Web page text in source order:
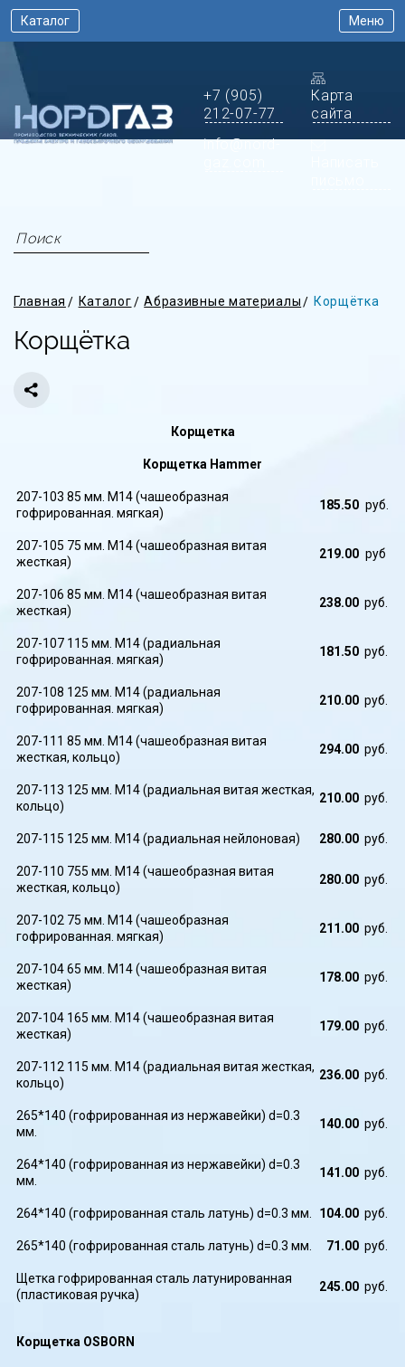
+7 (905)
212-07-77
info@nord-
Карта
сайта
Каталог Меню
Главная Каталог Абразивные материалы Корщётка
Корщётка
Корщетка
Корщетка Hammer
207-103 85 мм. M14 (чашеобразная
гофрированная. мягкая)
185.50 руб.
207-105 75 мм. M14 (чашеобразная витая
жесткая)
219.00 руб
207-106 85 мм. M14 (чашеобразная витая
жесткая)
238.00 руб.
207-107 115 мм. M14 (радиальная
гофрированная. мягкая)
181.50 руб.
207-108 125 мм. M14 (радиальная
гофрированная. мягкая)
210.00 руб.
207-111 85 мм. M14 (чашеобразная витая
жесткая, кольцо)
294.00 руб.
207-113 125 мм. M14 (радиальная витая жесткая,
кольцо)
210.00 руб.
207-115 125 мм. M14 (радиальная нейлоновая) 280.00 руб.
207-110 755 мм. M14 (чашеобразная витая
жесткая, кольцо)
280.00 руб.
207-102 75 мм. M14 (чашеобразная
гофрированная. мягкая)
211.00 руб.
207-104 65 мм. M14 (чашеобразная витая
жесткая)
178.00 руб.
207-104 165 мм. M14 (чашеобразная витая
жесткая)
179.00 руб.
207-112 115 мм. M14 (радиальная витая жесткая,
кольцо)
236.00 руб.
265*140 (гофрированная из нержавейки) d=0.3
мм.
140.00 руб.
264*140 (гофрированная из нержавейки) d=0.3
мм.
141.00 руб.
264*140 (гофрированная сталь латунь) d=0.3 мм. 104.00 руб.
265*140 (гофрированная сталь латунь) d=0.3 мм. 71.00 руб.
Щетка гофрированная сталь латунированная
(пластиковая ручка)
245.00 руб.
Корщетка OSBORN